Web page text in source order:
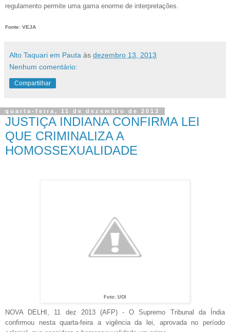
regulamento permite uma gama enorme de interpretações.
Fonte: VEJA
Alto Taquari em Pauta às dezembro 13, 2013
Nenhum comentário:
Compartilhar
quarta-feira, 11 de dezembro de 2013
JUSTIÇA INDIANA CONFIRMA LEI
QUE CRIMINALIZA A
HOMOSSEXUALIDADE
Foto: UOl
NOVA DELHI, 11 dez 2013 (AFP) - O Supremo Tribunal da Índia
confirmou nesta quarta-feira a vigência da lei, aprovada no período